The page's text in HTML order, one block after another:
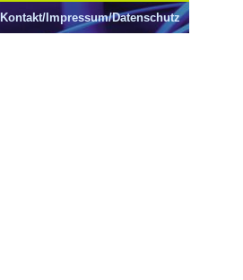
Kontakt/Impressum/Datenschutz